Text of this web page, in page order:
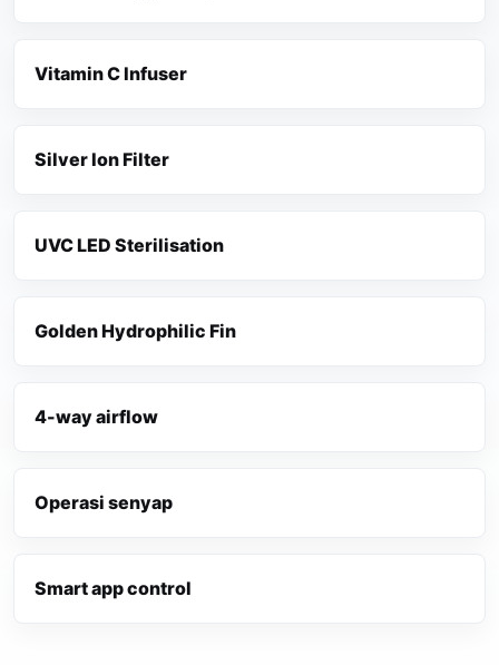
Vitamin C Infuser
Silver Ion Filter
UVC LED Sterilisation
Golden Hydrophilic Fin
4-way airflow
Operasi senyap
Smart app control